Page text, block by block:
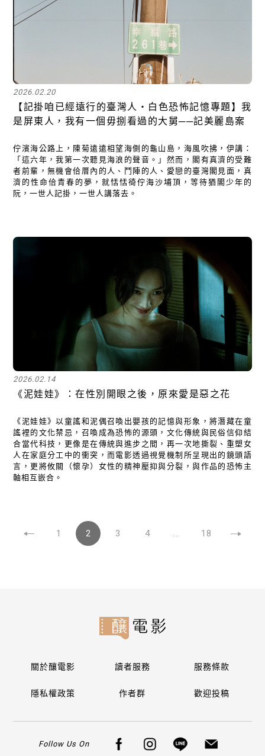
2026.02.20
【記掛咱已經遠行的臺灣人・白色恐怖記憶專題】我
是屏東⼈，我有一個毋捌看過的大舅──記美麗島案
佇濱海公路上，陳菊遠遠相望海側的龜山島，海風吹拂，伊講：
「這六年，我第一次聽見海浪的聲音。」然而，閣有真濟的受難
者前輩，無機會佮厝內的人、鬥陣的人、愛戀的臺灣閣見面，真
濟的性命佮青春的夢，就恬恬徛佇海沙埔頂，等待猶閣少年的
阮，一世人記掛，一世人講落去。
2026.02.14
《泥娃娃》：在性別開眼之後，原來愛是惡之花
《泥娃娃》以童謠和泥偶召喚出嬰孩的記憶與形象，將潛藏在童
謠裡的文化禁忌，召喚成為恐怖的源頭，文化傳統與民俗信仰結
合當代科技，更像是在傳統與進步之間，再一次地撕裂、重塑女
人在家庭分工中的衝突，而電影透過視覺機制所呈現出的鏡頭語
言，更將攸關（懷孕）女性的精神壓抑與分裂，與作品的恐怖主
軸相互嵌合。
1 2 3 4 18
關於釀電影 讀者服務 服務條款
隱私權政策 作者群 歡迎投稿
Follow Us On